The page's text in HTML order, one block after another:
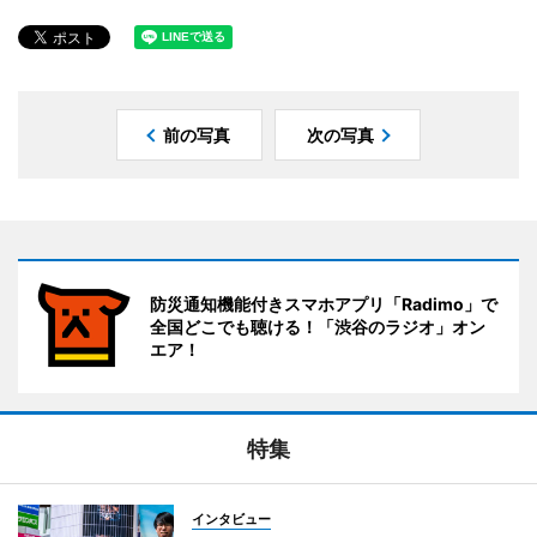
前の写真 次の写真
防災通知機能付きスマホアプリ「Radimo」で
全国どこでも聴ける！「渋谷のラジオ」オン
エア！
特集
インタビュー